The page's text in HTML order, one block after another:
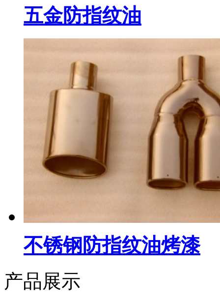
五金防指纹油
不锈钢防指纹油烤漆
产品展示